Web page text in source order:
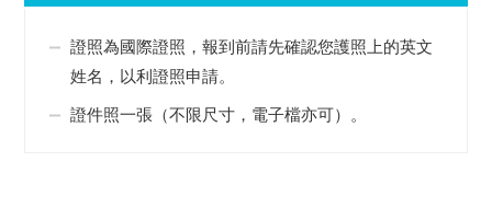
證照為國際證照，報到前請先確認您護照上的英文
姓名，以利證照申請。
證件照一張（不限尺寸，電子檔亦可）。